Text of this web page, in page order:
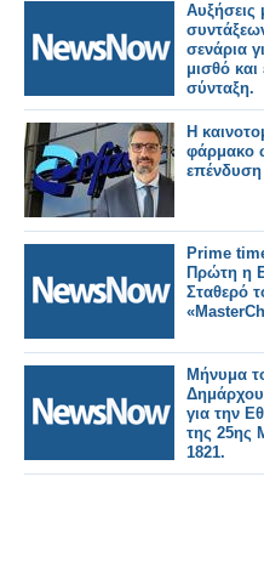
Αυξήσεις
σενάρια
μισθό και
σύνταξη.
Η
φάρμακο
επένδυση
Prime
Πρώτη η
Σταθερό
Μήνυμα
για την
της 25ης
1821.